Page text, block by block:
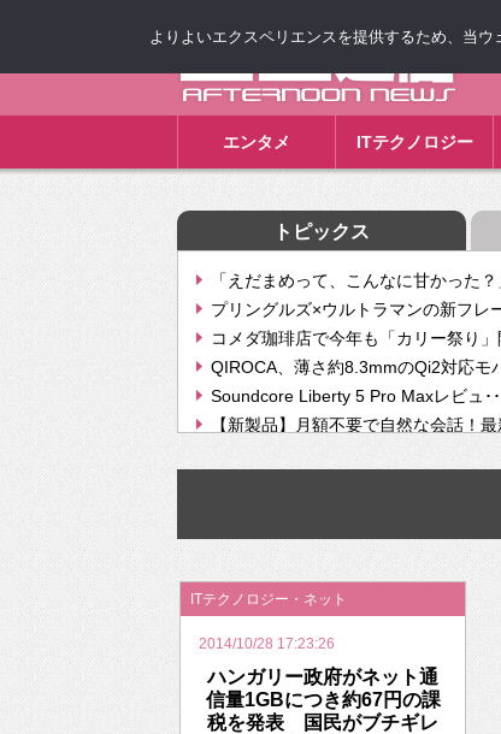
エンタメ ITテクノロジー
トピックス
「えだまめって、こんなに甘かった
プリングルズ×ウルトラマンの新フレ
コメダ珈琲店で今年も「カリー祭り
QIROCA、薄さ約8.3mmのQi2対応モ
Soundcore Liberty 5 Pro Maxレビュ･･
【新製品】月額不要で自然な会話！
【次世代の没入感と生産性】VITURE
挫折率8割の壁をAIで突破。ジャスト
2026年のバレンタインは「自分で作
ITテクノロジー・ネット
2014/10/28 17:23:26
ハンガリー政府がネット通
信量1GBにつき約67円の課
税を発表 国民がブチギレ
よりよいエクスペリエンスを提供するため、当